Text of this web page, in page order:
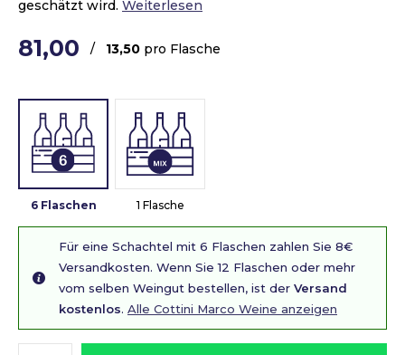
geschätzt wird. Weiterlesen
81,00 / 13,50 pro Flasche
6 Flaschen 1 Flasche
Für eine Schachtel mit 6 Flaschen zahlen Sie 8€
Versandkosten. Wenn Sie 12 Flaschen oder mehr
vom selben Weingut bestellen, ist der Versand
kostenlos. Alle Cottini Marco Weine anzeigen